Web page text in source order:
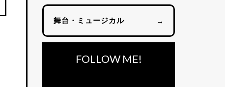
舞台・ミュージカル →
FOLLOW ME!